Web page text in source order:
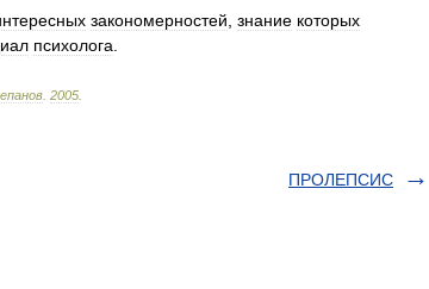
закономерностей знание которых
психолога
2005
ПРОЛЕПСИС